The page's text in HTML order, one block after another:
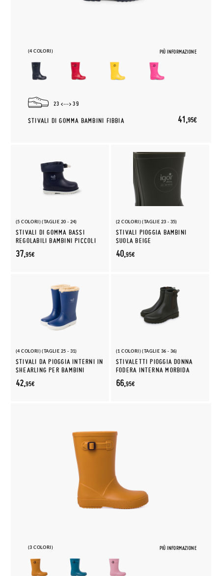
(4 COLORI) PIÙ INFORMAZIONE
23 39
STIVALI DI GOMMA BAMBINI FIBBIA 41,95€
(5 COLORI) (TAGLIE 20 - 24)
STIVALI DI GOMMA BASSI
REGOLABILI BAMBINI PICCOLI
37,95€
(2 COLORI) (TAGLIE 23 - 35)
STIVALI PIOGGIA BAMBINI
SUOLA BEIGE
40,95€
(4 COLORI) (TAGLIE 25 - 31)
STIVALI DA PIOGGIA INTERNI IN
SHEARLING PER BAMBINI
42,95€
(1 COLORI) (TAGLIE 36 - 36)
STIVALETTI PIOGGIA DONNA
FODERA INTERNA MORBIDA
66,95€
(3 COLORI) PIÙ INFORMAZIONE